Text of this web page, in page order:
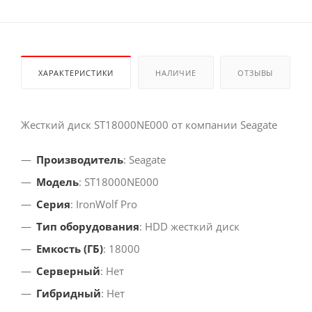
ХАРАКТЕРИСТИКИ НАЛИЧИЕ ОТЗЫВЫ
Жесткий диск ST18000NE000 от компании Seagate
Производитель: Seagate
Модель: ST18000NE000
Серия: IronWolf Pro
Тип оборудования: HDD жесткий диск
Емкость (ГБ): 18000
Серверный: Нет
Гибридный: Нет